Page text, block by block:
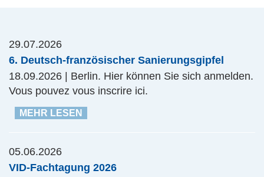
29.07.2026
6. Deutsch-französischer Sanierungsgipfel
18.09.2026 | Berlin. Hier können Sie sich anmelden.
Vous pouvez vous inscrire ici.
MEHR LESEN
05.06.2026
VID-Fachtagung 2026